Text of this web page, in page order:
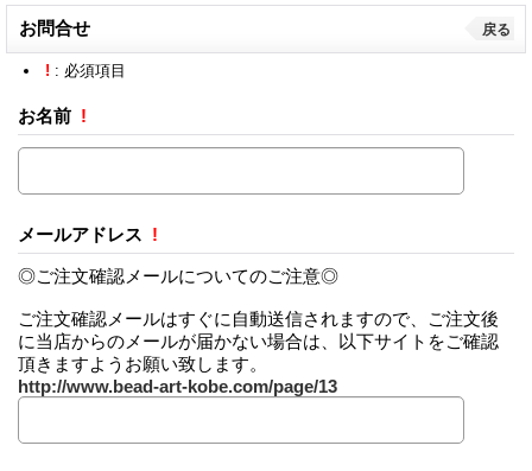
お問合せ 戻る
! : 必須項目
お名前 !
メールアドレス !
◎ご注文確認メールについてのご注意◎
ご注文確認メールはすぐに自動送信されますので、ご注文後
に当店からのメールが届かない場合は、以下サイトをご確認
頂きますようお願い致します。
http://www.bead-art-kobe.com/page/13